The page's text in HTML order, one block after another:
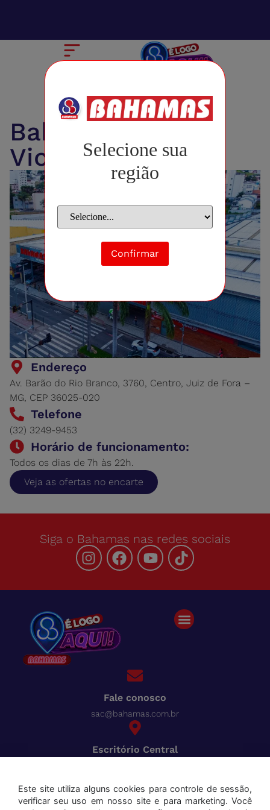
Selecione sua
região
Confirmar
Bahamas São
Vicente
Endereço
Av. Barão do Rio Branco, 3760, Centro, Juiz de Fora –
MG, CEP 36025-020
Telefone
(32) 3249-9453
Horário de funcionamento:
Todos os dias de 7h às 22h.
Veja as ofertas no encarte
Siga o Bahamas nas redes sociais
Fale conosco
sac@bahamas.com.br
Escritório Central
Cred
Este site utiliza alguns cookies para controle de sessão,
verificar seu uso em nosso site e para marketing. Você